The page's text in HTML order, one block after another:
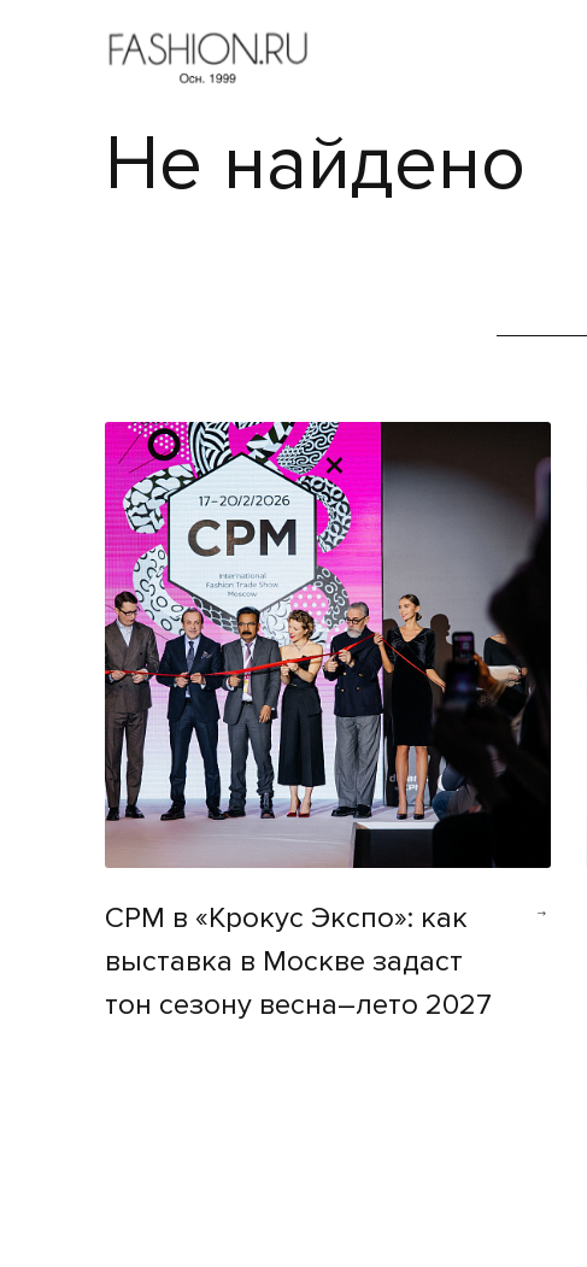
Не найдено
CPM в «Крокус Экспо»: как
выставка в Москве задаст
тон сезону весна–лето 2027